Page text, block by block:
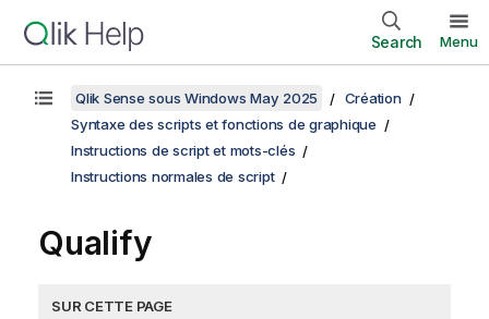
Search Menu
Qlik Sense sous Windows May 2025
Création
Syntaxe des scripts et fonctions de graphique
Instructions de script et mots-clés
Instructions normales de script
Qualify
SUR CETTE PAGE